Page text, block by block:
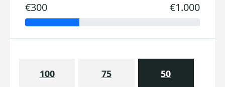
€300 €1.000
100 75 50